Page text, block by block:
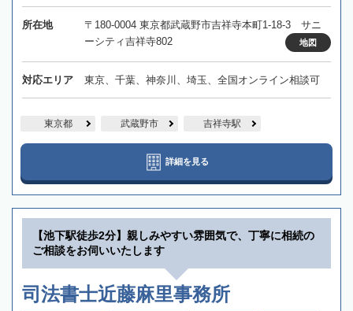
所在地
〒180-0004 東京都武蔵野市吉祥寺本町1-18-3 サニ
ーシティ吉祥寺802
地図
対応エリア 東京、千葉、神奈川、埼玉、全国オンライン相談可
東京都 武蔵野市 吉祥寺駅
詳細を見る
【池下駅徒歩2分】親しみやすい雰囲気で、丁寧に相続の
ご相談をお伺いいたします
司法書士近藤麻里事務所